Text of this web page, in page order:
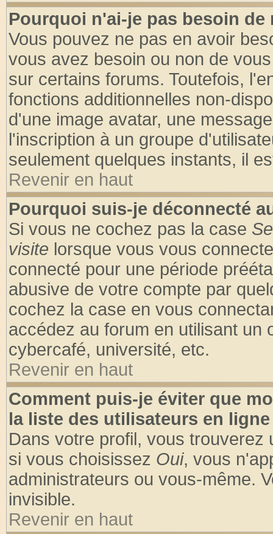
Pourquoi n'ai-je pas besoin de
Vous pouvez ne pas en avoir
vous avez besoin ou non de
sur certains forums. Toutefois,
fonctions additionnelles non-
d'une image avatar, une
l'inscription à un groupe
seulement quelques instants, il
Revenir en haut
Pourquoi suis-je déconnecté
Si vous ne cochez pas la case
visite lorsque vous vous
connecté pour une période
abusive de votre compte par
cochez la case en vous
accédez au forum en utilisant un
cybercafé, université, etc.
Revenir en haut
Comment puis-je éviter que
la liste des utilisateurs en
Dans votre profil, vous trouverez
si vous choisissez Oui, vous
administrateurs ou vous-même.
invisible.
Revenir en haut